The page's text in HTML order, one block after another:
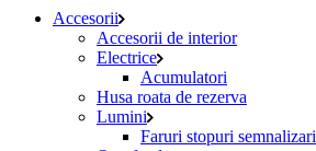
Accesorii
Accesorii de interior
Electrice
Acumulatori
Husa roata de rezerva
Lumini
Faruri stopuri semnalizari